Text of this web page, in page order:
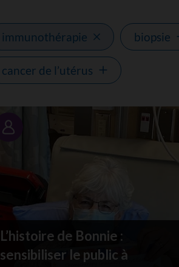
immunothérapie biopsie
cancer de l’utérus
Portrait
L’histoire de Bonnie :
sensibiliser le public à